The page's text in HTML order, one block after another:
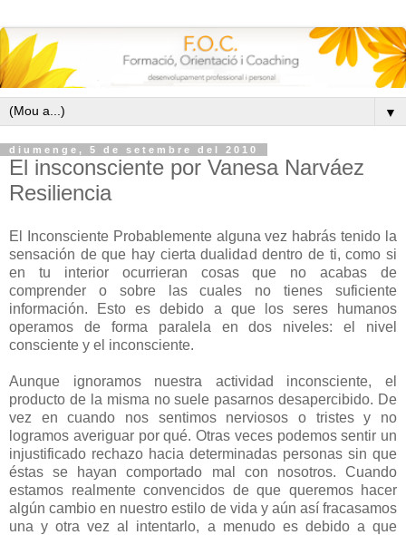
▼
diumenge, 5 de setembre del 2010
El insconsciente por Vanesa Narváez
Resiliencia
El Inconsciente Probablemente alguna vez habrás tenido la
sensación de que hay cierta dualidad dentro de ti, como si
en tu interior ocurrieran cosas que no acabas de
comprender o sobre las cuales no tienes suficiente
información. Esto es debido a que los seres humanos
operamos de forma paralela en dos niveles: el nivel
consciente y el inconsciente.
Aunque ignoramos nuestra actividad inconsciente, el
producto de la misma no suele pasarnos desapercibido. De
vez en cuando nos sentimos nerviosos o tristes y no
logramos averiguar por qué. Otras veces podemos sentir un
injustificado rechazo hacia determinadas personas sin que
éstas se hayan comportado mal con nosotros. Cuando
estamos realmente convencidos de que queremos hacer
algún cambio en nuestro estilo de vida y aún así fracasamos
una y otra vez al intentarlo, a menudo es debido a que